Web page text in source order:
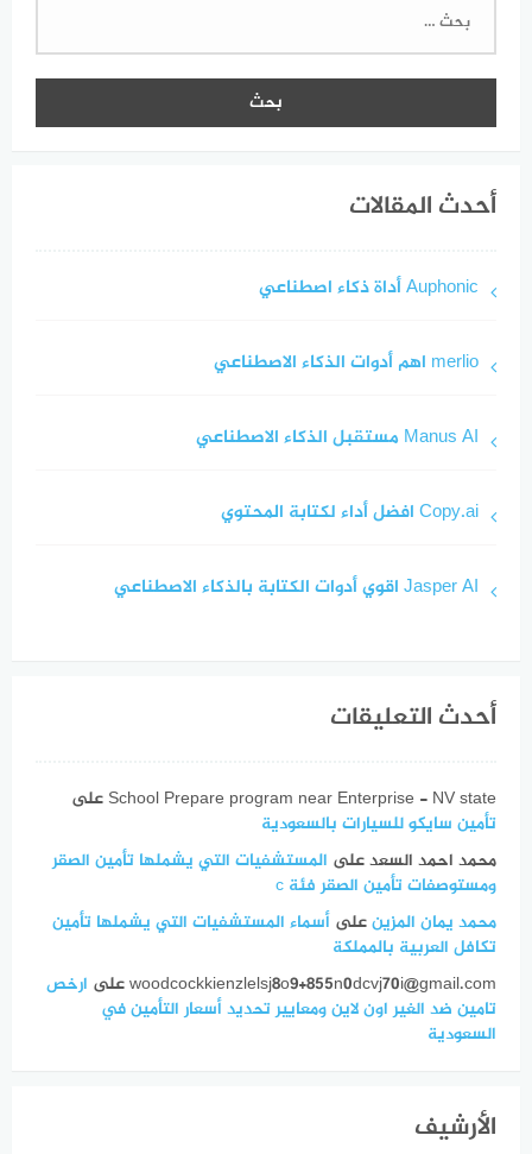
أحدث المقالات
Auphonic أداة ذكاء اصطناعي
merlio اهم أدوات الذكاء الاصطناعي
Manus AI مستقبل الذكاء الاصطناعي
Copy.ai افضل أداء لكتابة المحتوي
Jasper AI اقوي أدوات الكتابة بالذكاء الاصطناعي
أحدث التعليقات
School Prepare program near Enterprise - NV state على
تأمين سايكو للسيارات بالسعودية
محمد احمد السعدعلى المستشفيات التي يشملها تأمين الصقر
ومستوصفات تأمين الصقر فئة c
محمد يمان المزينعلى أسماء المستشفيات التي يشملها تأمين
تكافل العربية بالمملكة
woodcockkienzlelsj8o9+855n0dcvj70i@gmail.comعلى ارخص
تامين ضد الغير اون لاين ومعايير تحديد أسعار التأمين في
السعودية
الأرشيف